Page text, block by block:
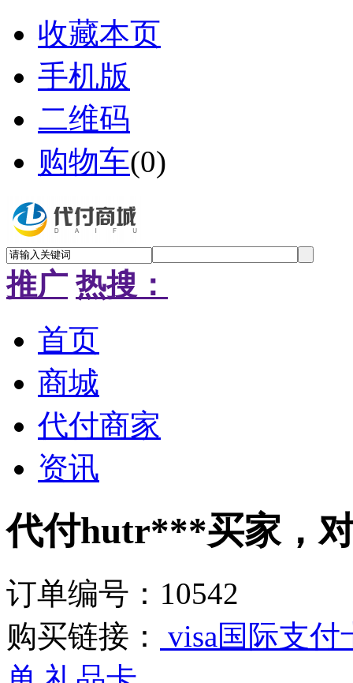
收藏本页
手机版
二维码
购物车(0)
推广 热搜：
首页
商城
代付商家
资讯
代付hutr***买家，
订单编号：10542
购买链接：
visa国际支付